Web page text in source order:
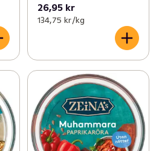
26,95 kr
134,75 kr /kg